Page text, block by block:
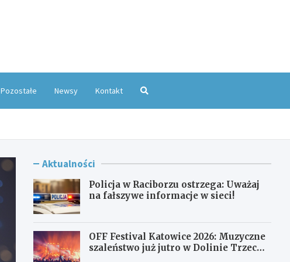
Pozostałe Newsy Kontakt
Aktualności
Policja w Raciborzu ostrzega: Uważaj
na fałszywe informacje w sieci!
OFF Festival Katowice 2026: Muzyczne
szaleństwo już jutro w Dolinie Trzech